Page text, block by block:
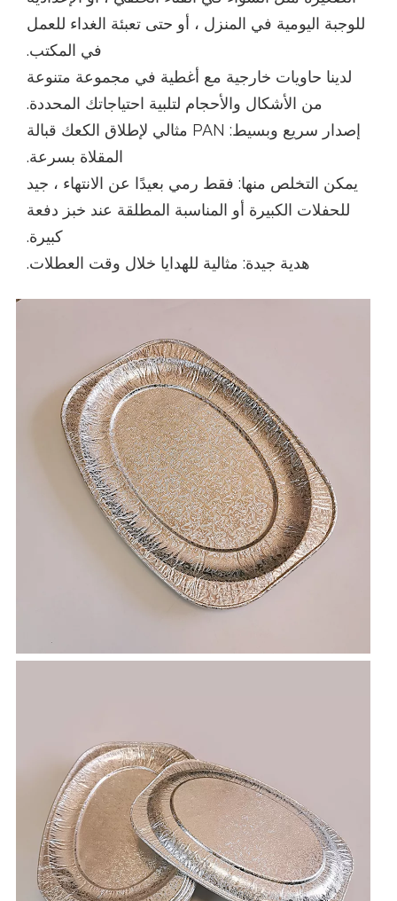
للوجبة اليومية في المنزل ، أو حتى تعبئة الغداء للعمل
في المكتب.
لدينا حاويات خارجية مع أغطية في مجموعة متنوعة
من الأشكال والأحجام لتلبية احتياجاتك المحددة.
إصدار سريع وبسيط: PAN مثالي لإطلاق الكعك قبالة
المقلاة بسرعة.
يمكن التخلص منها: فقط رمي بعيدًا عن الانتهاء ، جيد
للحفلات الكبيرة أو المناسبة المطلقة عند خبز دفعة
كبيرة.
هدية جيدة: مثالية للهدايا خلال وقت العطلات.